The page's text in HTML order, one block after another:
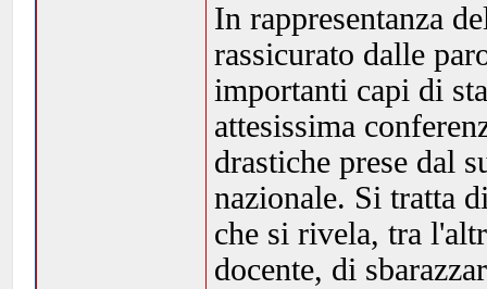
In rappresentanza
rassicurato dalle
importanti capi di
attesissima
drastiche prese dal
nazionale. Si tratta
che si rivela, tra
docente, di